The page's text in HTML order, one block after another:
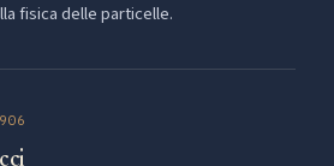
fisica delle particelle.